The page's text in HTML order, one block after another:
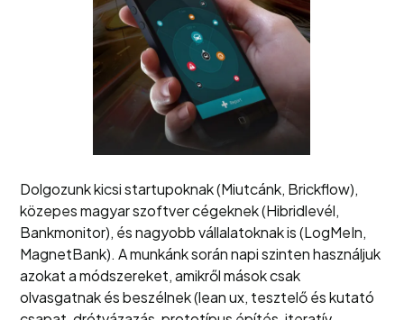
Dolgozunk kicsi startupoknak (Miutcánk, Brickflow),
közepes magyar szoftver cégeknek (Hibridlevél,
Bankmonitor), és nagyobb vállalatoknak is (LogMeIn,
MagnetBank). A munkánk során napi szinten használjuk
azokat a módszereket, amikről mások csak
olvasgatnak és beszélnek (lean ux, tesztelő és kutató